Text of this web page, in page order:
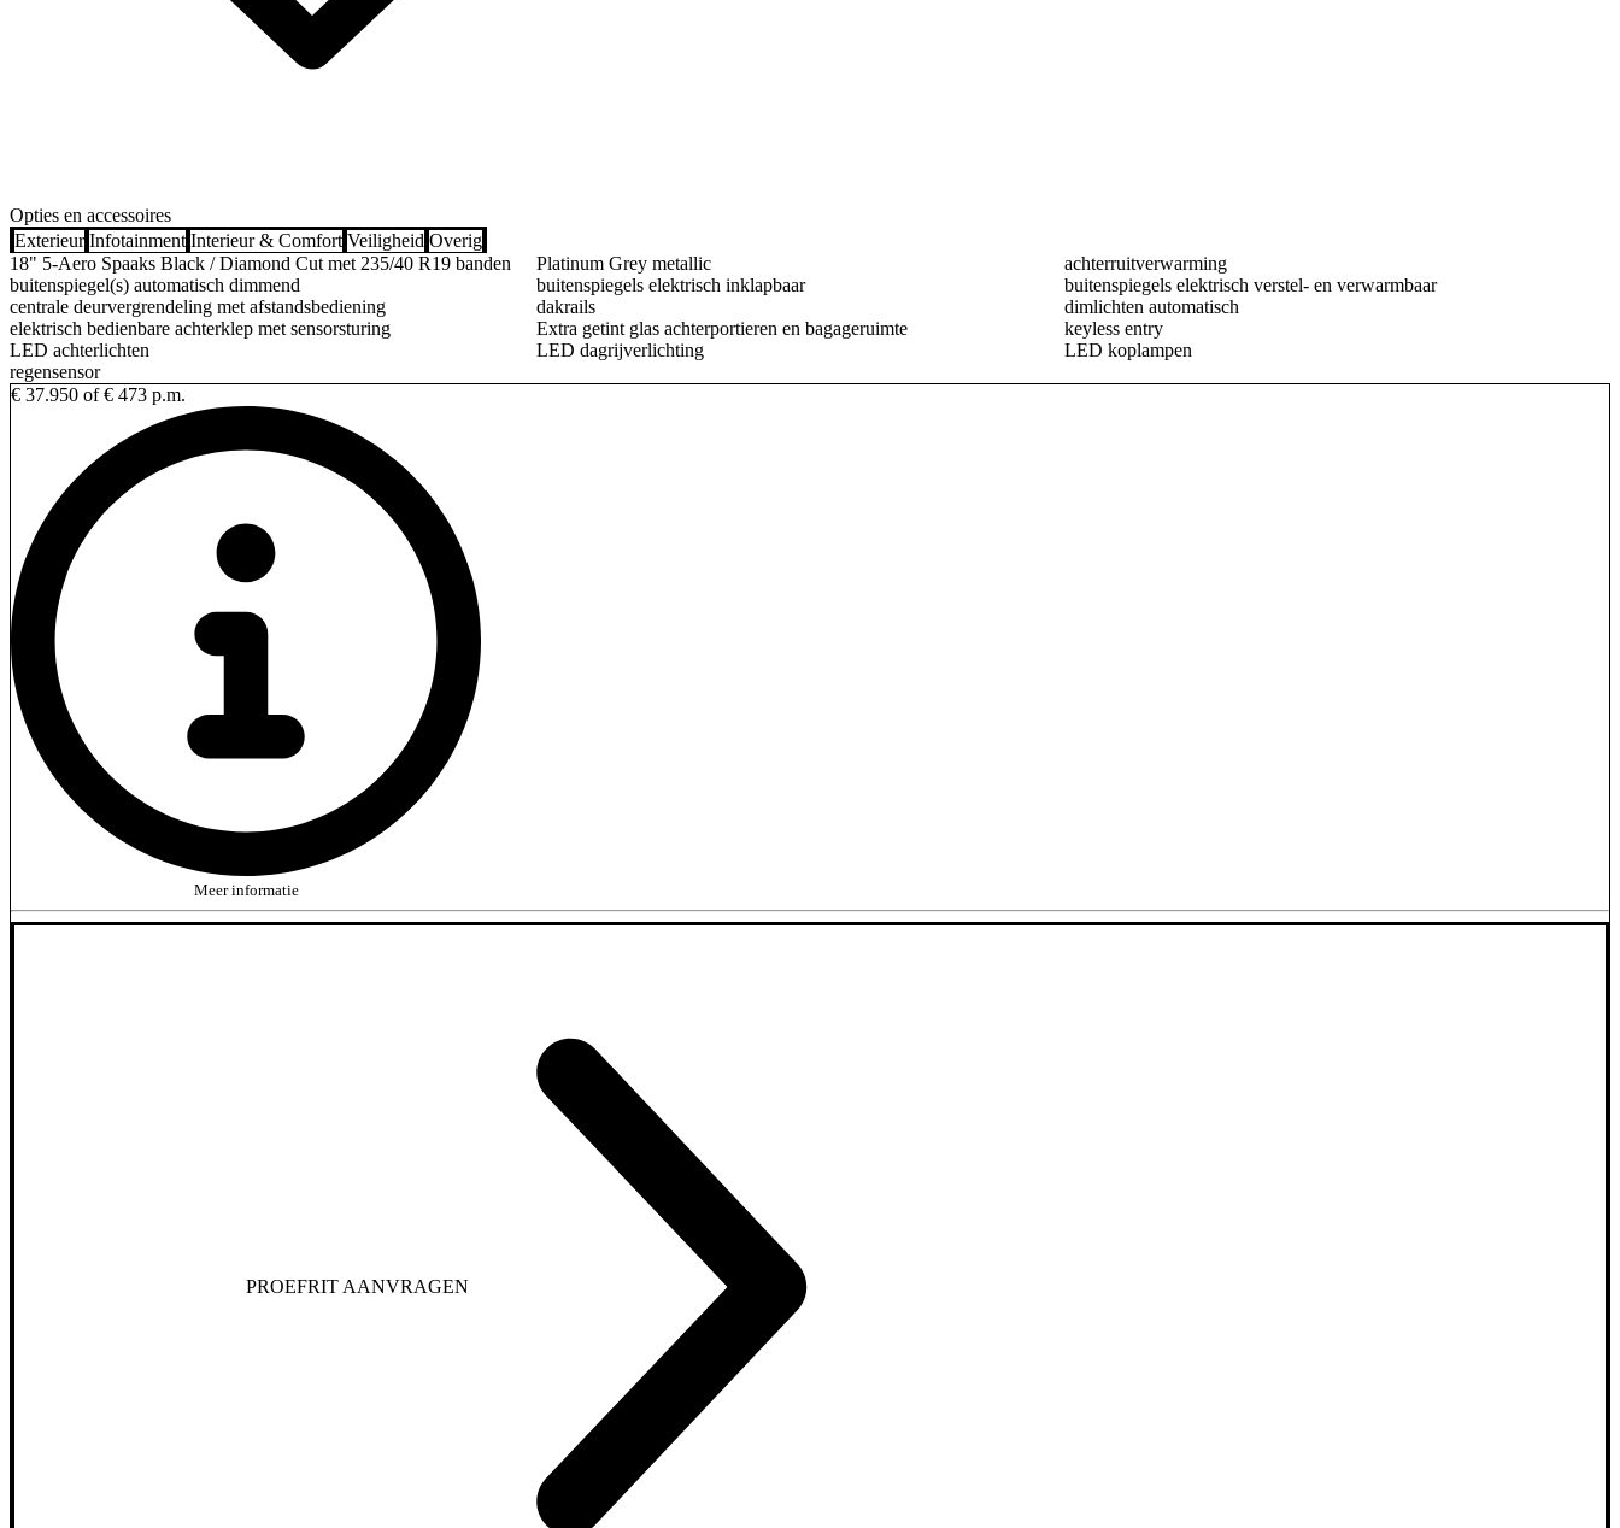
Opties en accessoires
Exterieur Infotainment Interieur & Comfort Veiligheid Overig
18" 5-Aero Spaaks Black / Diamond Cut met 235/40 R19 banden
Platinum Grey metallic
achterruitverwarming
buitenspiegel(s) automatisch dimmend
buitenspiegels elektrisch inklapbaar
buitenspiegels elektrisch verstel- en verwarmbaar
centrale deurvergrendeling met afstandsbediening
dakrails
dimlichten automatisch
elektrisch bedienbare achterklep met sensorsturing
Extra getint glas achterportieren en bagageruimte
keyless entry
LED achterlichten
LED dagrijverlichting
LED koplampen
regensensor
€ 37.950 of € 473 p.m.
Meer informatie
PROEFRIT AANVRAGEN